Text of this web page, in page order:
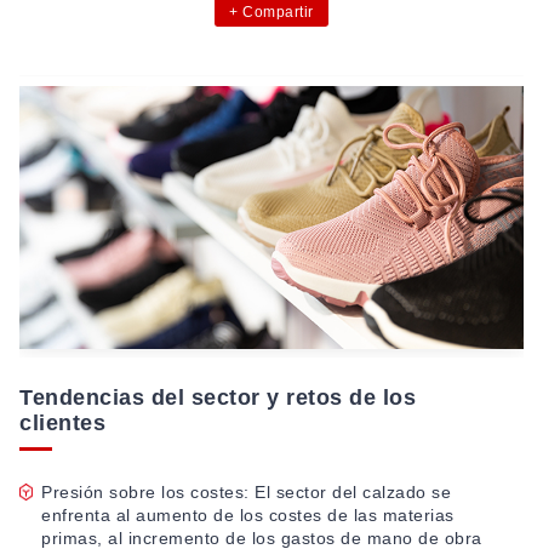
+ Compartir
Tendencias del sector y retos de los
clientes
Presión sobre los costes: El sector del calzado se
enfrenta al aumento de los costes de las materias
primas, al incremento de los gastos de mano de obra